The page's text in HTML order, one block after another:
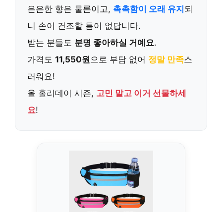
은은한 향은 물론이고, 촉촉함이 오래 유지되
니 손이 건조할 틈이 없답니다.
받는 분들도 분명 좋아하실 거예요.
가격도 11,550원 으로 부담 없어 정말 만족스
러워요!
올 홀리데이 시즌, 고민 말고 이거 선물하세
요!